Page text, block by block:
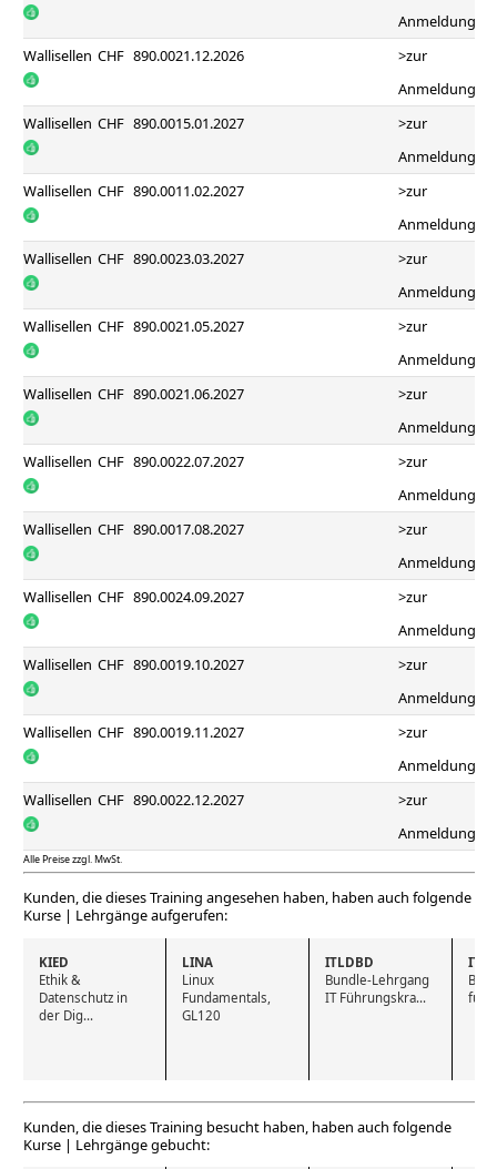
Anmeldung
Wallisellen CHF 890.0021.12.2026
>zur
Anmeldung
Wallisellen CHF 890.0015.01.2027
>zur
Anmeldung
Wallisellen CHF 890.0011.02.2027
>zur
Anmeldung
Wallisellen CHF 890.0023.03.2027
>zur
Anmeldung
Wallisellen CHF 890.0021.05.2027
>zur
Anmeldung
Wallisellen CHF 890.0021.06.2027
>zur
Anmeldung
Wallisellen CHF 890.0022.07.2027
>zur
Anmeldung
Wallisellen CHF 890.0017.08.2027
>zur
Anmeldung
Wallisellen CHF 890.0024.09.2027
>zur
Anmeldung
Wallisellen CHF 890.0019.10.2027
>zur
Anmeldung
Wallisellen CHF 890.0019.11.2027
>zur
Anmeldung
Wallisellen CHF 890.0022.12.2027
>zur
Anmeldung
Alle Preise zzgl. MwSt.
Kunden, die dieses Training angesehen haben, haben auch folgende
Kurse | Lehrgänge aufgerufen:
KIED
Ethik &
Datenschutz in
der Dig...
LINA
Linux
Fundamentals,
GL120
ITLDBD
Bundle-Lehrgang
IT Führungskra...
für
Kunden, die dieses Training besucht haben, haben auch folgende
Kurse | Lehrgänge gebucht: